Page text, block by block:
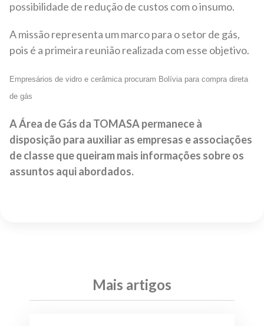
possibilidade de redução de custos com o insumo.
A missão representa um marco para o setor de gás,
pois é a primeira reunião realizada com esse objetivo.
Empresários de vidro e cerâmica procuram Bolívia para compra direta
de gás
A Área de Gás da TOMASA permanece à
disposição para auxiliar as empresas e associações
de classe que queiram mais informações sobre os
assuntos aqui abordados.
Mais artigos